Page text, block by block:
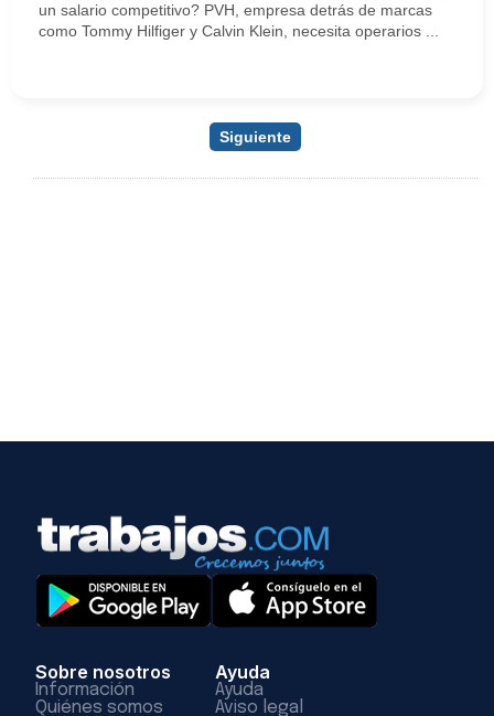
un salario competitivo? PVH, empresa detrás de marcas
como Tommy Hilfiger y Calvin Klein, necesita operarios ...
Siguiente
Sobre nosotros
Información
Quiénes somos
Ayuda
Ayuda
Aviso legal